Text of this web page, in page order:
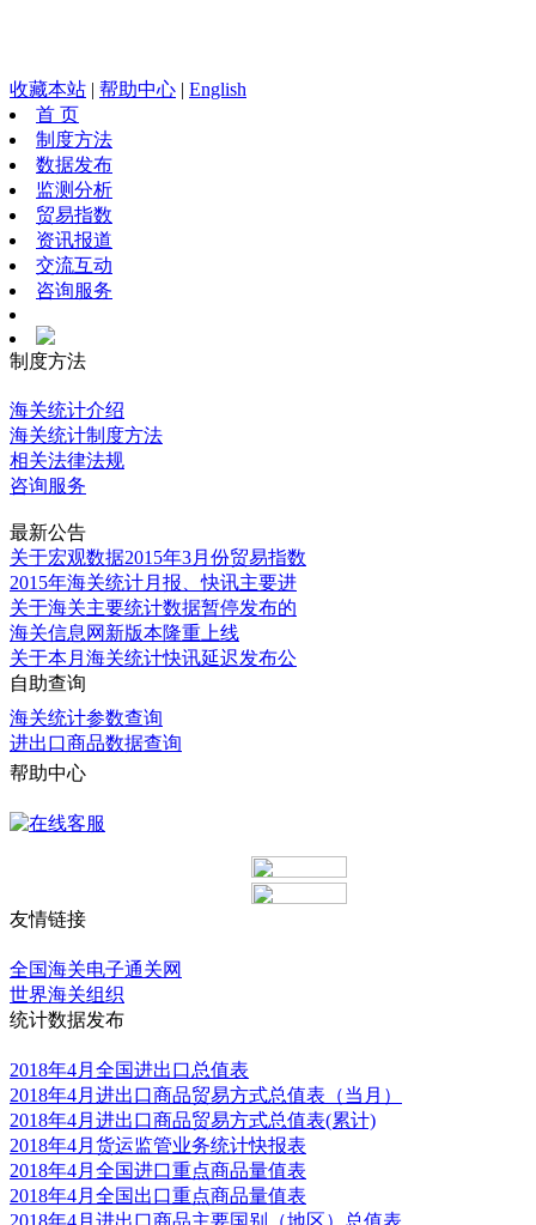
收藏本站 | 帮助中心 | English
首 页
制度方法
数据发布
监测分析
贸易指数
资讯报道
交流互动
咨询服务
制度方法
海关统计介绍
海关统计制度方法
相关法律法规
咨询服务
最新公告
关于宏观数据2015年3月份贸易指数
2015年海关统计月报、快讯主要进
关于海关主要统计数据暂停发布的
海关信息网新版本隆重上线
关于本月海关统计快讯延迟发布公
自助查询
海关统计参数查询
进出口商品数据查询
帮助中心
友情链接
全国海关电子通关网
世界海关组织
统计数据发布
2018年4月全国进出口总值表
2018年4月进出口商品贸易方式总值表（当月）
2018年4月进出口商品贸易方式总值表(累计)
2018年4月货运监管业务统计快报表
2018年4月全国进口重点商品量值表
2018年4月全国出口重点商品量值表
2018年4月进出口商品主要国别（地区）总值表